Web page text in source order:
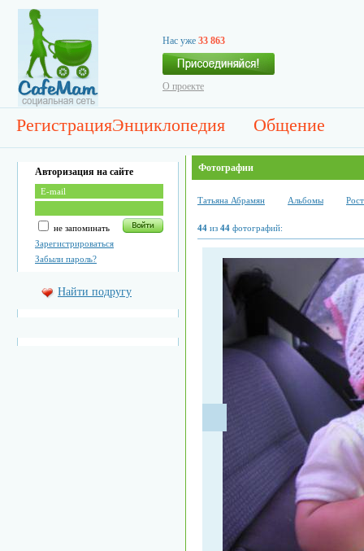
Нас уже 33 863
О проекте
РегистрацияЭнциклопедия Общение
Авторизация на сайте
не запоминать
Зарегистрироваться
Забыли пароль?
Найти подругу
Фотографии
Татьяна Абрамян Альбомы
44 из 44 фотографий: